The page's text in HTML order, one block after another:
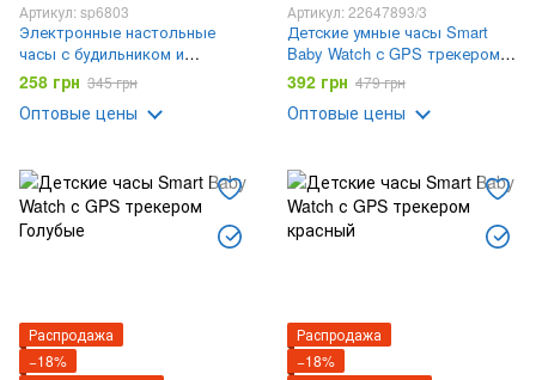
Артикул: sp6803
Электронные настольные
часы с будильником и
термометром LY 1089 Белый
258 грн 345 грн
Оптовые цены
Артикул: 22647893/3
Детские умные часы Smart
Baby Watch с GPS трекером
Салатовые
392 грн 479 грн
Оптовые цены
Распродажа
−18%
Распродажа
−18%